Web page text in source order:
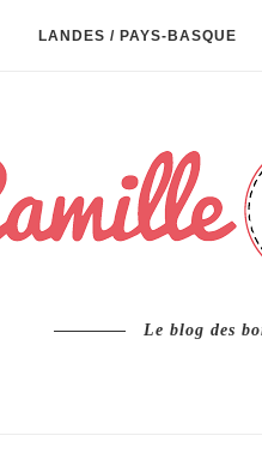
LANDES / PAYS-BASQUE
Le blog des